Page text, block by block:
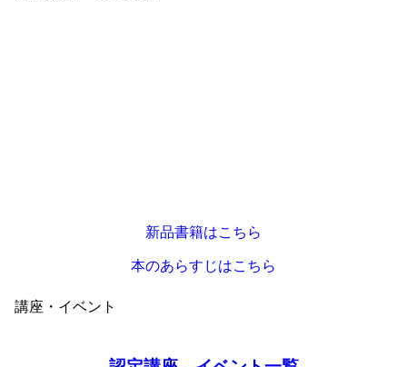
新品書籍はこちら
本のあらすじはこちら
講座・イベント